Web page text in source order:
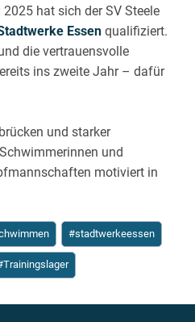
hat sich der SV Steele
Essen qualifiziert.
die vertrauensvolle
ins zweite Jahr – dafür
und starker
und
motiviert in
#stadtwerkeessen
Trainingslager